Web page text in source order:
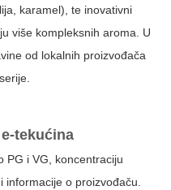
karamel), te inovativni
više kompleksnih aroma. U
od lokalnih proizvođača
tekućina
PG i VG, koncentraciju
o proizvođaču.